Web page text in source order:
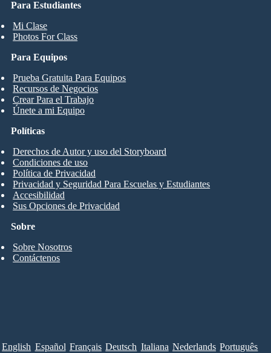
Para Estudiantes
Mi Clase
Photos For Class
Para Equipos
Prueba Gratuita Para Equipos
Recursos de Negocios
Crear Para el Trabajo
Únete a mi Equipo
Sobre
Sobre Nosotros
Contáctenos
Políticas
Derechos de Autor y uso del Storyboard
Condiciones de uso
Política de Privacidad
Privacidad y Seguridad Para Escuelas y Estudiantes
Accesibilidad
Sus Opciones de Privacidad
English Español Français Deutsch Italiana Nederlands Português